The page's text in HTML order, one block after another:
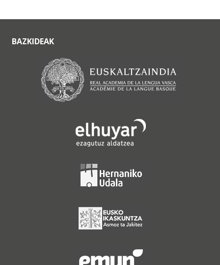
BAZKIDEAK